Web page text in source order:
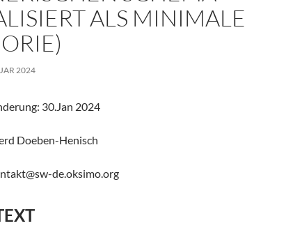
ALS MINIMALE
2024
30.Jan 2024
Doeben-Henisch
de.oksimo.org